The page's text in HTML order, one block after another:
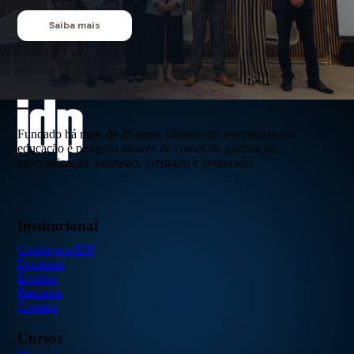
Saiba mais
Fundado há mais de 25 anos, oferecendo excelência em
educação e pesquisa através de cursos de graduação,
especialização, extensão, mestrado e doutorado.
Institucional
Conheça o IDP
Docentes
Eventos
Parcerias
Contato
Cursos